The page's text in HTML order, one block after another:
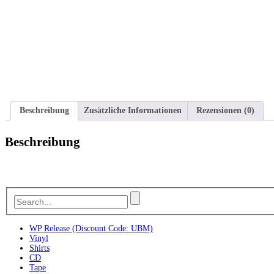
Beschreibung
Zusätzliche Informationen Rezensionen (0)
Beschreibung
WP Release (Discount Code: UBM)
Vinyl
Shirts
CD
Tape